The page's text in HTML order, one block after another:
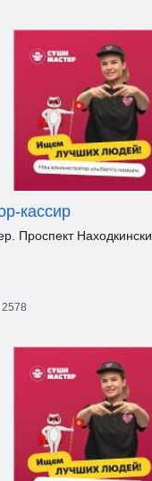
кассир
Проспект
2578